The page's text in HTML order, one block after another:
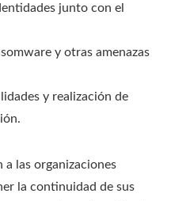
junto con el
y otras amenazas
y realización de
a las organizaciones
la continuidad de sus